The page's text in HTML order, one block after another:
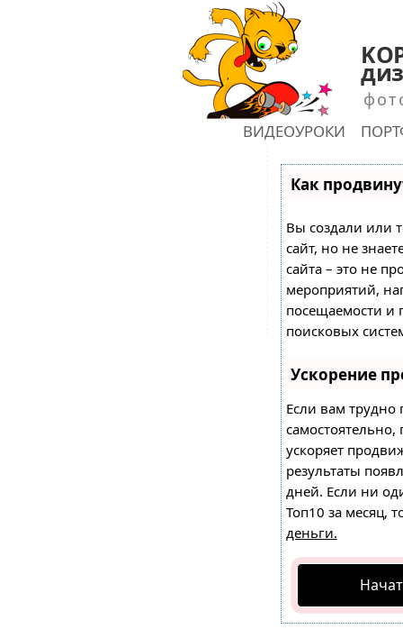
ВИДЕОУРОКИ
Как
Вы создали или
сайт, но не
сайта – это не
мероприятий,
посещаемости и
поисковых
Ускорение
Если вам трудно
ускоряет
результаты
дней. Если ни
Топ10 за месяц,
деньги.